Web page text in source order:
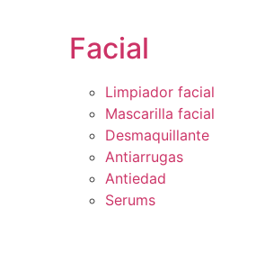
Facial
Limpiador facial
Mascarilla facial
Desmaquillante
Antiarrugas
Antiedad
Serums